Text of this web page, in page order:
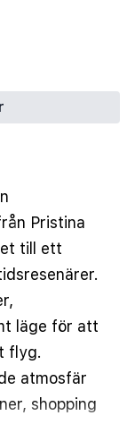
Pristina
till ett
läge för att
flyg.
atmosfär
shopping